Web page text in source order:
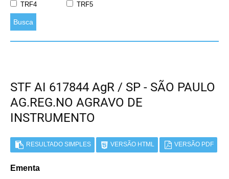
TRF4
TRF5
Busca
STF AI 617844 AgR / SP - SÃO PAULO
AG.REG.NO AGRAVO DE
INSTRUMENTO
RESULTADO SIMPLES VERSÃO HTML VERSÃO PDF
Ementa